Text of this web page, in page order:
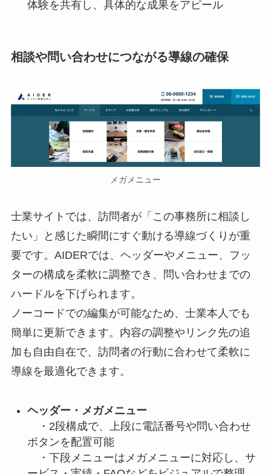
体験を共有し、具体的な成果をアピール
相談や問い合わせにつながる導線の確保
メガメニュー
士業サイトでは、訪問者が「この事務所に相談し
たい」と感じた瞬間にすぐ動ける導線づくりが重
要です。AIDERでは、ヘッダーやメニュー、フッ
ターの構成を柔軟に調整でき、問い合わせまでの
ハードルを下げられます。
ノーコードでの編集が可能なため、士業本人でも
簡単に更新できます。内容の調整やリンク先の追
加も自由自在で、訪問者の行動に合わせて柔軟に
導線を最適化できます。
ヘッダー・メガメニュー
・2段構成で、上段に電話番号や問い合わせ
ボタンを配置可能
・下段メニューはメガメニューに対応し、サ